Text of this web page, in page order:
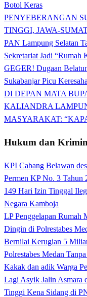
Botol Keras
PENYEBERANGAN
TINGGI, JAWA-
PAN Lampung Selatan
Sekretariat Jadi “Rumah
GEGER! Dugaan
Sukabanjar Picu
DI DEPAN MATA
KALIANDRA
MASYARAKAT:
Hukum dan
KPI Cabang Belawan
Permen KP No. 3 Tahun
149 Hari Izin Tinggal
Negara Kamboja
LP Penggelapan
Dingin di Polrestabes
Bernilai Kerugian 5
Polrestabes Medan
Kakak dan adik Warga
Lagi Asyik Jalin Asmara
Tinggi Kena Sidang di